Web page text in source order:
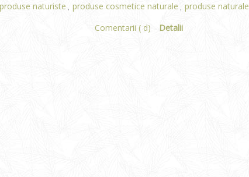
produse naturiste , produse cosmetice naturale , produse naturale
Comentarii ( d)
Detalii